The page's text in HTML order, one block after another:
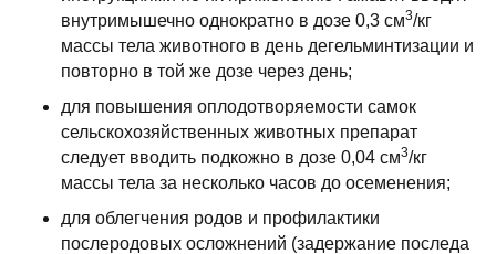
внутримышечно однократно в дозе 0,3 см3/кг
массы тела животного в день дегельминтизации и
повторно в той же дозе через день;
для повышения оплодотворяемости самок
сельскохозяйственных животных препарат
следует вводить подкожно в дозе 0,04 см3/кг
массы тела за несколько часов до осеменения;
для облегчения родов и профилактики
послеродовых осложнений (задержание последа